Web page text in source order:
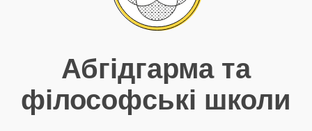
Абгідгарма та
філософські школи